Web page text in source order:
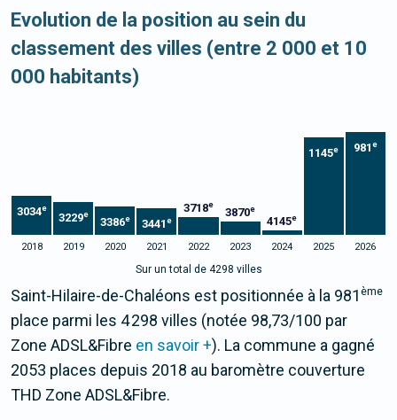
Evolution de la position au sein du
classement des villes (entre 2 000 et 10
000 habitants)
3034e
3229e
3386e 3441 e
3718e
3870e
4145e
1145e 981 e
2018 2019 2020 2021 2022 2023 2024 2025 2026
Sur un total de 4298 villes
Saint-Hilaire-de-Chaléons est positionnée à la 981 ème
place parmi les 4 298 villes (notée 98,73/100 par
Zone ADSL&Fibre en savoir +). La commune a gagné
2053 places depuis 2018 au baromètre couverture
THD Zone ADSL&Fibre.